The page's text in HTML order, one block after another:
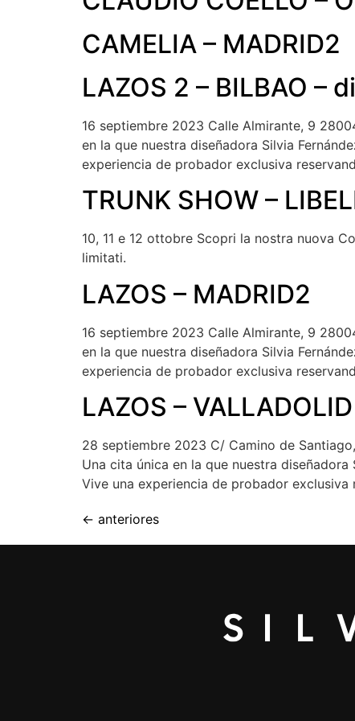
CAMELIA – MADRID2
LAZOS 2 – BILBAO –
16 septiembre 2023 Calle Almirante, 9
en la que nuestra diseñadora Silvia
experiencia de probador exclusiva
TRUNK SHOW –
10, 11 e 12 ottobre Scopri la nostra nuova
limitati.
LAZOS – MADRID2
16 septiembre 2023 Calle Almirante, 9
en la que nuestra diseñadora Silvia
experiencia de probador exclusiva
LAZOS – VALLADOLID
28 septiembre 2023 C/ Camino de
Una cita única en la que nuestra
Vive una experiencia de probador
← anteriores